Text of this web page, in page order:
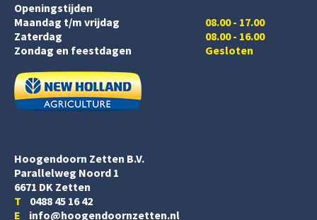
Openingstijden
Maandag t/m vrijdag
Zaterdag
08.00 - 17.00
08.00 - 16.00
Zondag en feestdagen
Gesloten
Hoogendoorn Zetten B.V.
Parallelweg Noord 1
6671 DK Zetten
T 0488 45 16 42
E info@hoogendoornzetten.nl